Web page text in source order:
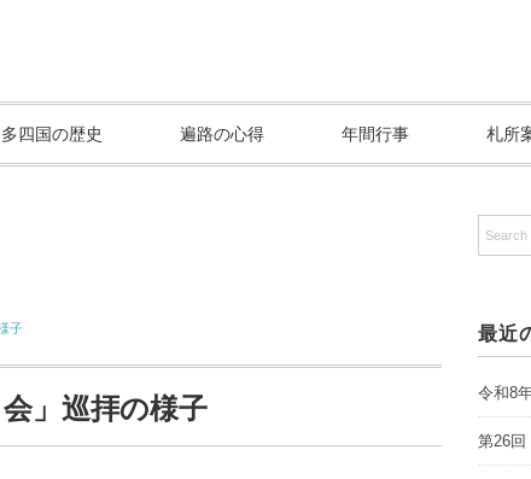
四国の歴史 遍路の心得 年間行事 札所
子
」巡拝の様子
最近
令和8
第26回